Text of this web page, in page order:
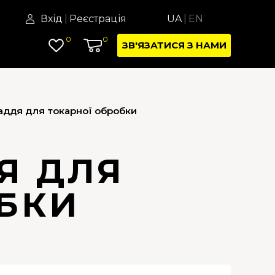
Вхід Реєстрація UA EN
0 0
ЗВ'ЯЗАТИСЯ З НАМИ
для токарної обробки
ДЛЯ